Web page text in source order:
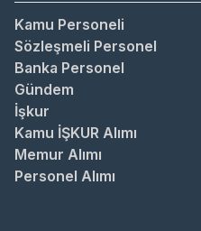
Kamu Personeli
Sözleşmeli Personel
Banka Personel
Gündem
İşkur
Kamu İŞKUR Alımı
Memur Alımı
Personel Alımı